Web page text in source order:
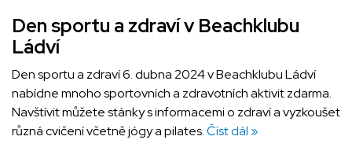
Den sportu a zdraví v Beachklubu
Ládví
Den sportu a zdraví 6. dubna 2024 v Beachklubu Ládví
nabídne mnoho sportovních a zdravotních aktivit zdarma.
Navštívit můžete stánky s informacemi o zdraví a vyzkoušet
různá cvičení včetně jógy a pilates.Číst dál »